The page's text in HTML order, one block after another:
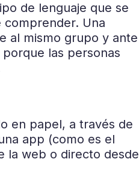
de lenguaje que se
comprender. Una
al mismo grupo y ante
las personas
en papel, a través de
app (como es el
la web o directo desde